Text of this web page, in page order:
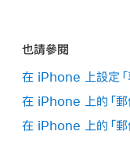
也請參閱
在 iPhone 上設定「
在 iPhone 上的「郵
在 iPhone 上的「郵